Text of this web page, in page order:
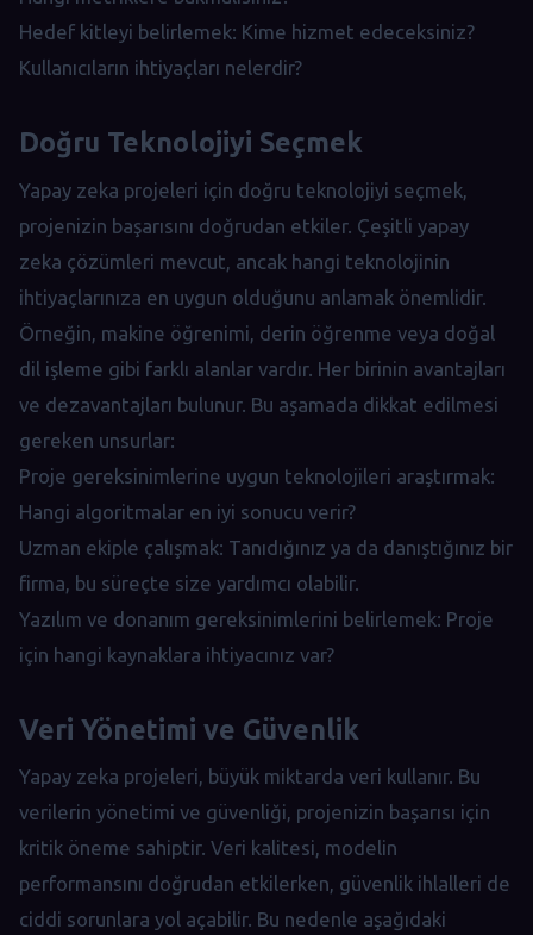
Hedef kitleyi belirlemek: Kime hizmet edeceksiniz?
Kullanıcıların ihtiyaçları nelerdir?
Doğru Teknolojiyi Seçmek
Yapay zeka projeleri için doğru teknolojiyi seçmek,
projenizin başarısını doğrudan etkiler. Çeşitli yapay
zeka çözümleri mevcut, ancak hangi teknolojinin
ihtiyaçlarınıza en uygun olduğunu anlamak önemlidir.
Örneğin, makine öğrenimi, derin öğrenme veya doğal
dil işleme gibi farklı alanlar vardır. Her birinin avantajları
ve dezavantajları bulunur. Bu aşamada dikkat edilmesi
gereken unsurlar:
Proje gereksinimlerine uygun teknolojileri araştırmak:
Hangi algoritmalar en iyi sonucu verir?
Uzman ekiple çalışmak: Tanıdığınız ya da danıştığınız bir
firma, bu süreçte size yardımcı olabilir.
Yazılım ve donanım gereksinimlerini belirlemek: Proje
için hangi kaynaklara ihtiyacınız var?
Veri Yönetimi ve Güvenlik
Yapay zeka projeleri, büyük miktarda veri kullanır. Bu
verilerin yönetimi ve güvenliği, projenizin başarısı için
kritik öneme sahiptir. Veri kalitesi, modelin
performansını doğrudan etkilerken, güvenlik ihlalleri de
ciddi sorunlara yol açabilir. Bu nedenle aşağıdaki